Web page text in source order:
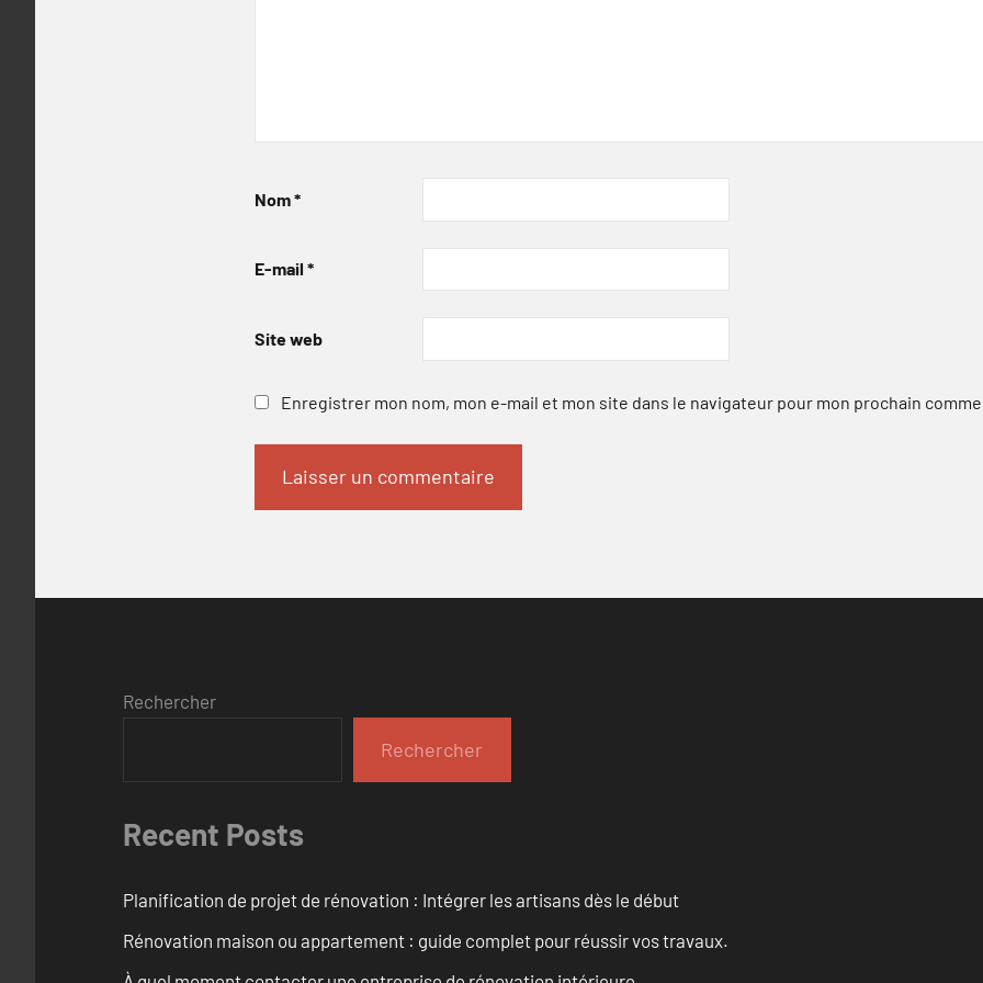
Nom*
E-mail *
Site web
Enregistrer mon nom, mon e-mail et mon site dans le navigateur pour mon prochain
Rechercher
Rechercher
Recent Posts
Planification de projet de rénovation : Intégrer les artisans dès le début
Rénovation maison ou appartement : guide complet pour réussir vos travaux.